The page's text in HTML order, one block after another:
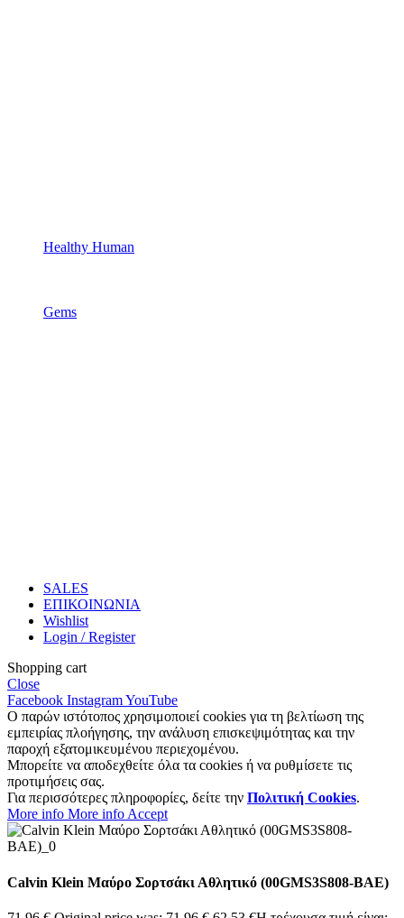
Healthy Human
Gems
SALES
ΕΠΙΚΟΙΝΩΝΙΑ
Wishlist
Login / Register
Shopping cart
Close
Facebook InstagramYouTube
Ο παρών ιστότοπος χρησιμοποιεί cookies για τη βελτίωση της
εμπειρίας πλοήγησης, την ανάλυση επισκεψιμότητας και την
παροχή εξατομικευμένου περιεχομένου.
Μπορείτε να αποδεχθείτε όλα τα cookies ή να ρυθμίσετε τις
προτιμήσεις σας.
Για περισσότερες πληροφορίες, δείτε την Πολιτική Cookies.
More info More info Accept
Calvin Klein Μαύρο Σορτσάκι Αθλητικό (00GMS3S808-BAE)